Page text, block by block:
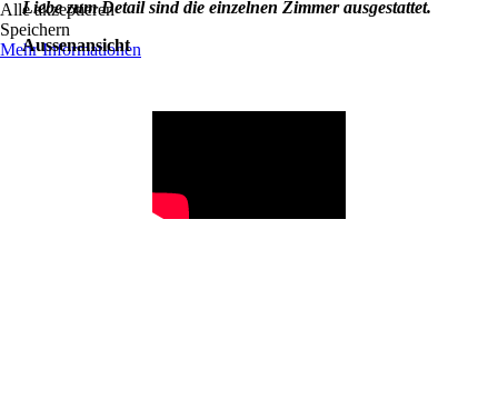
Liebe zum Detail sind die einzelnen Zimmer ausgestattet.
Aussenansicht
Alle akzeptieren
Speichern
Mehr Informationen